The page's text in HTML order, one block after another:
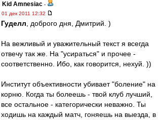
Kid Amnesiac -
01 дек 2011 12:32
Гуделл , доброго дня, Дмитрий. )
На вежливый и уважительный текст я всегда
отвечу так же. На "усираться" и прочее -
соответственно. Ибо, как говорится, нехуй. ))
Институт объективности убивает "боление" на
корню. Когда ты болеешь - твой клуб лучший,
все остальное - категорически неважно. Ты
ходишь на каждый матч, гоняешь на выезда, в